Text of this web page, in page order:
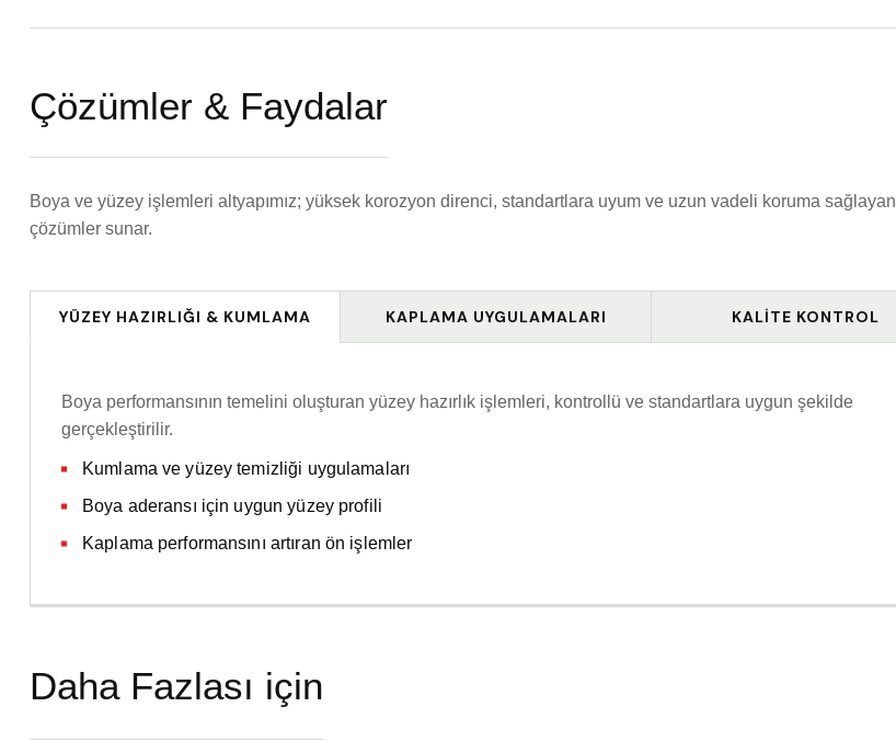
Çözümler & Faydalar
Boya ve yüzey işlemleri altyapımız; yüksek korozyon direnci, standartlara uyum ve uzun vadeli koruma sağlayan
çözümler sunar.
YÜZEY HAZIRLIĞI & KUMLAMA KAPLAMA UYGULAMALARI KALITE KONTROL
Boya performansının temelini oluşturan yüzey hazırlık işlemleri, kontrollü ve standartlara uygun şekilde
gerçekleştirilir.
Kumlama ve yüzey temizliği uygulamaları
Boya aderansı için uygun yüzey profili
Kaplama performansını artıran ön işlemler
Daha Fazlası için